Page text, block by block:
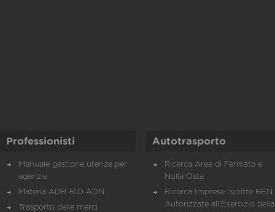
Professionisti
Manuale gestione utenze per
agenzie
Materia ADR-RID-ADN
Trasporto delle merci
Autotrasporto
Ricerca Aree di Fermata e
Nulla Osta
Ricerca Imprese Iscritte REN
Autorizzate all'Esercizio della